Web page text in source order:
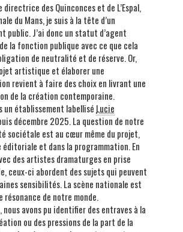
directrice des Quinconces et de L’Espal,
du Mans, je suis à la tête d’un
public. J’ai donc un statut d’agent
la fonction publique avec ce que cela
de neutralité et de réserve. Or,
artistique et élaborer une
revient à faire des choix en livrant une
de la création contemporaine.
un établissement labellisé Lucie
décembre 2025. La question de notre
sociétale est au cœur même du projet,
éditoriale et dans la programmation. En
des artistes dramaturges en prise
ceux-ci abordent des sujets qui peuvent
sensibilités. La scène nationale est
résonance de notre monde.
nous avons pu identifier des entraves à la
ou des pressions de la part de la